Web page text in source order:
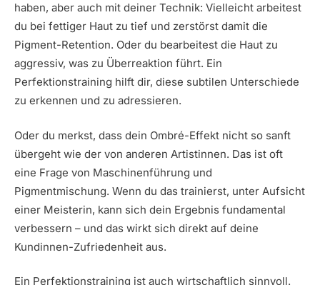
haben, aber auch mit deiner Technik: Vielleicht arbeitest
du bei fettiger Haut zu tief und zerstörst damit die
Pigment-Retention. Oder du bearbeitest die Haut zu
aggressiv, was zu Überreaktion führt. Ein
Perfektionstraining hilft dir, diese subtilen Unterschiede
zu erkennen und zu adressieren.
Oder du merkst, dass dein Ombré-Effekt nicht so sanft
übergeht wie der von anderen Artistinnen. Das ist oft
eine Frage von Maschinenführung und
Pigmentmischung. Wenn du das trainierst, unter Aufsicht
einer Meisterin, kann sich dein Ergebnis fundamental
verbessern – und das wirkt sich direkt auf deine
Kundinnen-Zufriedenheit aus.
Ein Perfektionstraining ist auch wirtschaftlich sinnvoll.